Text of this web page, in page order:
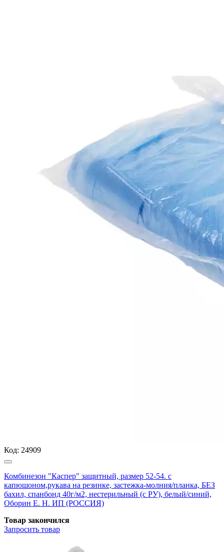
Код: 24909
Комбинезон "Каспер" защитный, размер 52-54. с
капюшоном,рукава на резинке, застежка-молния/планка, БЕЗ
бахил, спанбонд 40г/м2, нестерильный (с РУ), белый/синий,
Оборин Е. Н. ИП (РОССИЯ)
Товар закончился
Запросить товар